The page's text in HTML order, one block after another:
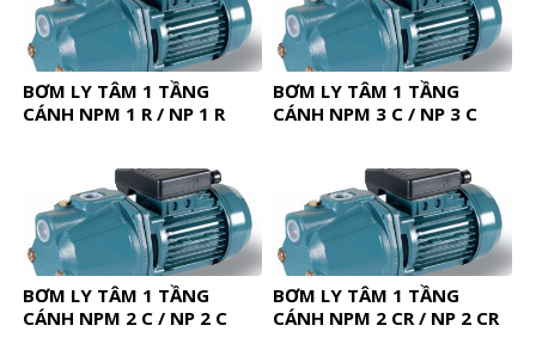
BƠM LY TÂM 1 TẦNG
CÁNH NPM 1 R / NP 1 R
BƠM LY TÂM 1 TẦNG
CÁNH NPM 3 C / NP 3 C
BƠM LY TÂM 1 TẦNG
CÁNH NPM 2 C / NP 2 C
BƠM LY TÂM 1 TẦNG
CÁNH NPM 2 CR / NP 2 CR